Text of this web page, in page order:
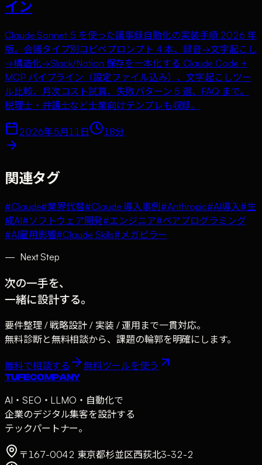
イン
Claude Sonnet 5 を使った議事録自動化の実装手順 2026 年
版。会議タイプ別コピペプロンプト 4 本、録音→文字起こし
→構造化→Slack/Notion 保存を一本化する Claude Code +
MCP パイプライン（設定ファイル込み）、文字起こしツー
ル比較、月次コスト試算、失敗パターン 5 選、FAQ まで。
税理士・弁護士など士業向けテンプレも収録。
2026年5月11日 18分
関連タグ
#Claude#業界代替#Claude 導入事例#Anthropic#AI導入#生
成AI#ソフトウェア開発#エンジニア#ペアプログラミング
#AI雇用影響#Claude Skills# メガピラー
—Next Step
次の一手を、
一緒に設計する。
要件整理 / 戦略設計 / 実装 / 運用まで一貫対応。
無料診断と無料相談から、課題の輪郭を明確にします。
無料で相談する 無料ツールを使う
TUFE COMPANY
AI・SEO・LLMO・自動化で
企業のデジタル集客を設計する
テックパートナー。
〒167-0042 東京都杉並区西荻北3-32-2